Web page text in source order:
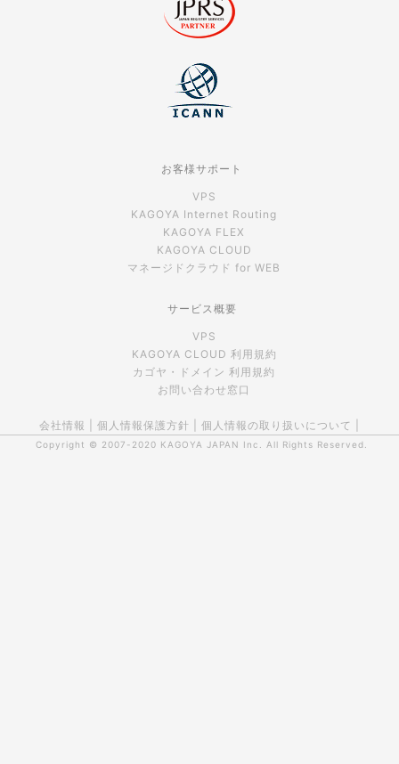
お客様サポート
VPS
KAGOYA Internet Routing
KAGOYA FLEX
KAGOYA CLOUD
マネージドクラウド for WEB
サービス概要
VPS
KAGOYA CLOUD 利用規約
カゴヤ・ドメイン 利用規約
お問い合わせ窓口
会社情報 個人情報保護方針 個人情報の取り扱いについて
Copyright © 2007-2020 KAGOYA JAPAN Inc. All Rights Reserved.